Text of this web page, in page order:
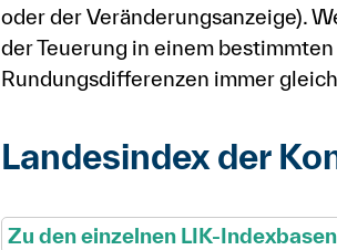
oder der Veränderungsanzeige).
der Teuerung in einem
Rundungsdifferenzen immer
Landesindex der
Zu den einzelnen LIK-Indexbasen